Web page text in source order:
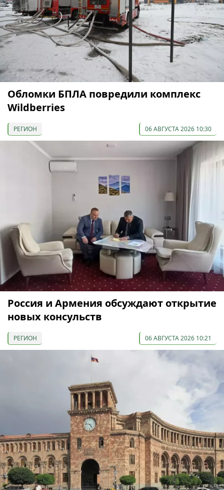
Обломки БПЛА повредили комплекс
Wildberries
РЕГИОН 06 АВГУСТА 2026 10:30
Россия и Армения обсуждают открытие
новых консульств
РЕГИОН 06 АВГУСТА 2026 10:21